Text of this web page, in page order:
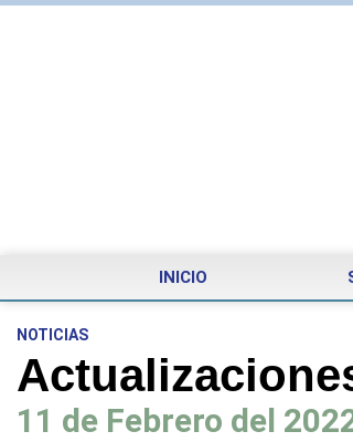
INICIO
NOTICIAS
11 de Febrero del